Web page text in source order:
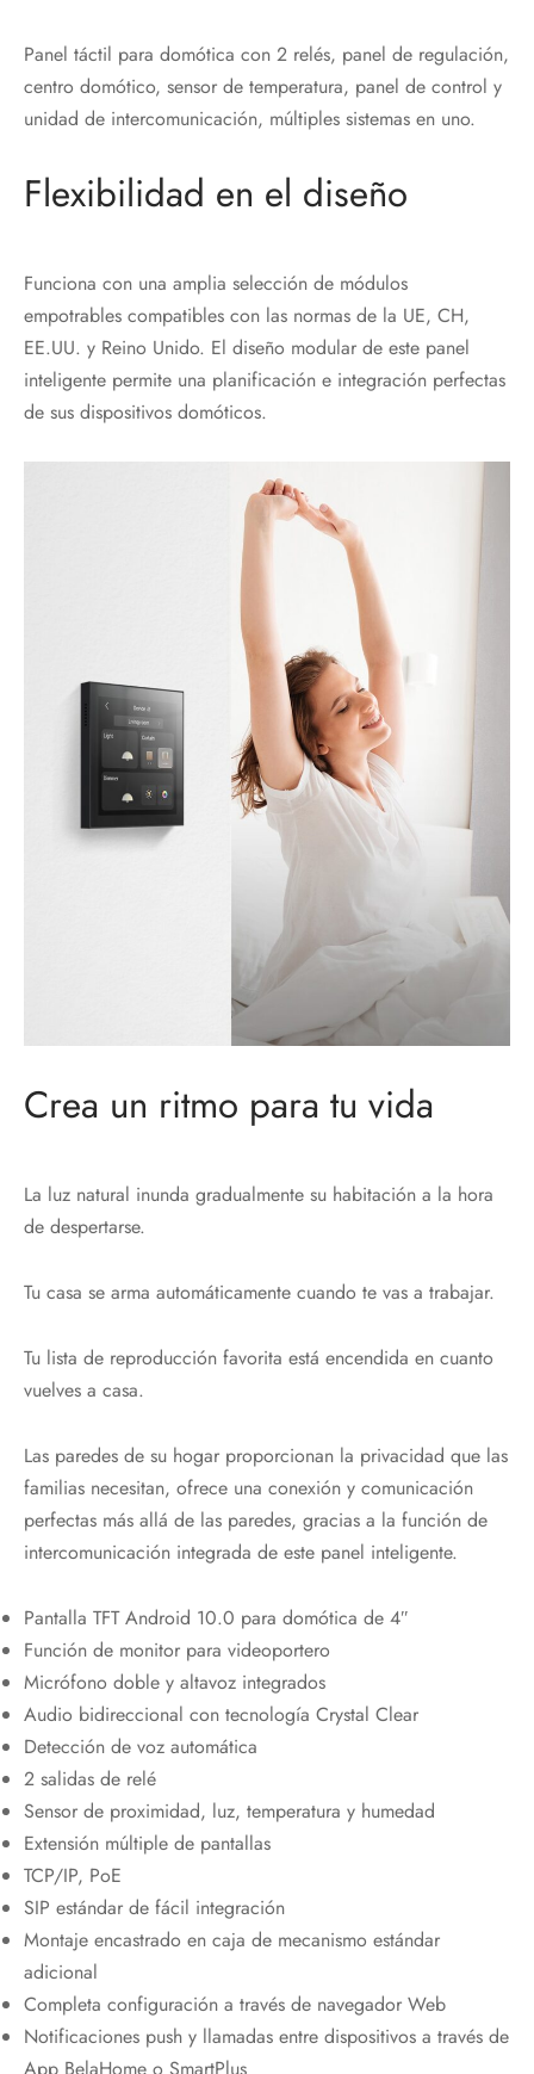
Panel táctil para domótica con 2 relés, panel de regulación,
centro domótico, sensor de temperatura, panel de control y
unidad de intercomunicación, múltiples sistemas en uno.
Flexibilidad en el diseño
Funciona con una amplia selección de módulos
empotrables compatibles con las normas de la UE, CH,
EE.UU. y Reino Unido. El diseño modular de este panel
inteligente permite una planificación e integración perfectas
de sus dispositivos domóticos.
Crea un ritmo para tu vida
La luz natural inunda gradualmente su habitación a la hora
de despertarse.
Tu casa se arma automáticamente cuando te vas a trabajar.
Tu lista de reproducción favorita está encendida en cuanto
vuelves a casa.
Las paredes de su hogar proporcionan la privacidad que las
familias necesitan, ofrece una conexión y comunicación
perfectas más allá de las paredes, gracias a la función de
intercomunicación integrada de este panel inteligente.
Pantalla TFT Android 10.0 para domótica de 4″
Función de monitor para videoportero
Micrófono doble y altavoz integrados
Audio bidireccional con tecnología Crystal Clear
Detección de voz automática
2 salidas de relé
Sensor de proximidad, luz, temperatura y humedad
Extensión múltiple de pantallas
TCP/IP, PoE
SIP estándar de fácil integración
Montaje encastrado en caja de mecanismo estándar
adicional
Completa configuración a través de navegador Web
Notificaciones push y llamadas entre dispositivos a través de